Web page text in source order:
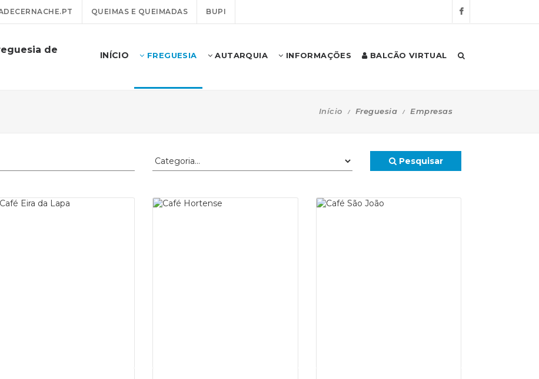
QUEIMAS E QUEIMADAS BUPI
de
INÍCIO FREGUESIA AUTARQUIA INFORMAÇÕES BALCÃO VIRTUAL
Início Freguesia Empresas
Pesquisar